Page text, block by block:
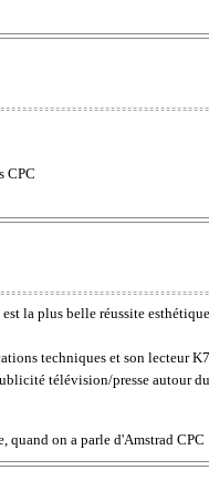
CPC
la plus belle réussite esthétique
techniques et son lecteur
télévision/presse autour
on a parle d'Amstrad